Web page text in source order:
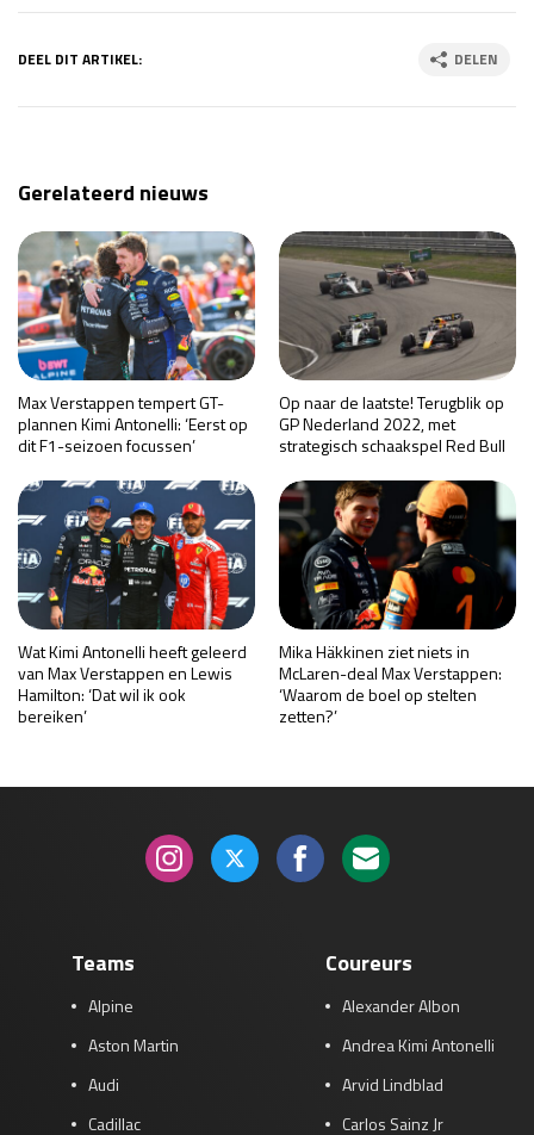
DEEL DIT ARTIKEL: DELEN
Gerelateerd nieuws
Max Verstappen tempert GT-
plannen Kimi Antonelli: ‘Eerst op
dit F1-seizoen focussen’
Op naar de laatste! Terugblik op
GP Nederland 2022, met
strategisch schaakspel Red Bull
Wat Kimi Antonelli heeft geleerd
van Max Verstappen en Lewis
Hamilton: ‘Dat wil ik ook
bereiken’
Mika Häkkinen ziet niets in
McLaren-deal Max Verstappen:
‘Waarom de boel op stelten
zetten?’
Teams
Alpine
Aston Martin
Audi
Cadillac
Coureurs
Alexander Albon
Andrea Kimi Antonelli
Arvid Lindblad
Carlos Sainz Jr